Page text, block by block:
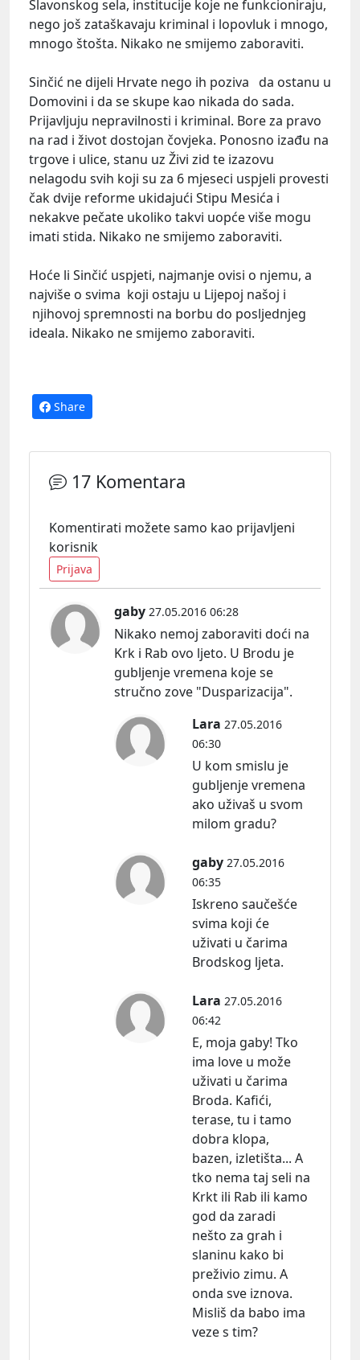
Slavonskog sela, institucije koje ne funkcioniraju,
nego još zataškavaju kriminal i lopovluk i mnogo,
mnogo štošta. Nikako ne smijemo zaboraviti.
Sinčić ne dijeli Hrvate nego ih poziva da ostanu u
Domovini i da se skupe kao nikada do sada.
Prijavljuju nepravilnosti i kriminal. Bore za pravo
na rad i život dostojan čovjeka. Ponosno izađu na
trgove i ulice, stanu uz Živi zid te izazovu
nelagodu svih koji su za 6 mjeseci uspjeli provesti
čak dvije reforme ukidajući Stipu Mesića i
nekakve pečate ukoliko takvi uopće više mogu
imati stida. Nikako ne smijemo zaboraviti.
Hoće li Sinčić uspjeti, najmanje ovisi o njemu, a
najviše o svima koji ostaju u Lijepoj našoj i
njihovoj spremnosti na borbu do posljednjeg
ideala. Nikako ne smijemo zaboraviti.
Share
17 Komentara
Komentirati možete samo kao prijavljeni
korisnik
Prijava
gaby 27.05.2016 06:28
Nikako nemoj zaboraviti doći na
Krk i Rab ovo ljeto. U Brodu je
gubljenje vremena koje se
stručno zove "Dusparizacija".
Lara 27.05.2016
06:30
U kom smislu je
gubljenje vremena
ako uživaš u svom
milom gradu?
gaby 27.05.2016
06:35
Iskreno saučešće
svima koji će
uživati u čarima
Brodskog ljeta.
Lara 27.05.2016
06:42
E, moja gaby! Tko
ima love u može
uživati u čarima
Broda. Kafići,
terase, tu i tamo
dobra klopa,
bazen, izletišta... A
tko nema taj seli na
Krkt ili Rab ili kamo
god da zaradi
nešto za grah i
slaninu kako bi
preživio zimu. A
onda sve iznova.
Misliš da babo ima
veze s tim?